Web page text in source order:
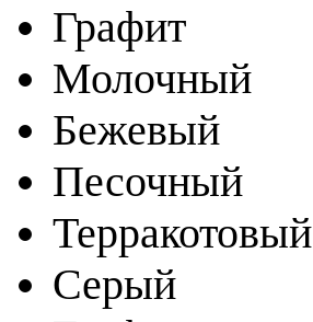
Графит
Молочный
Бежевый
Песочный
Терракотовый
Серый